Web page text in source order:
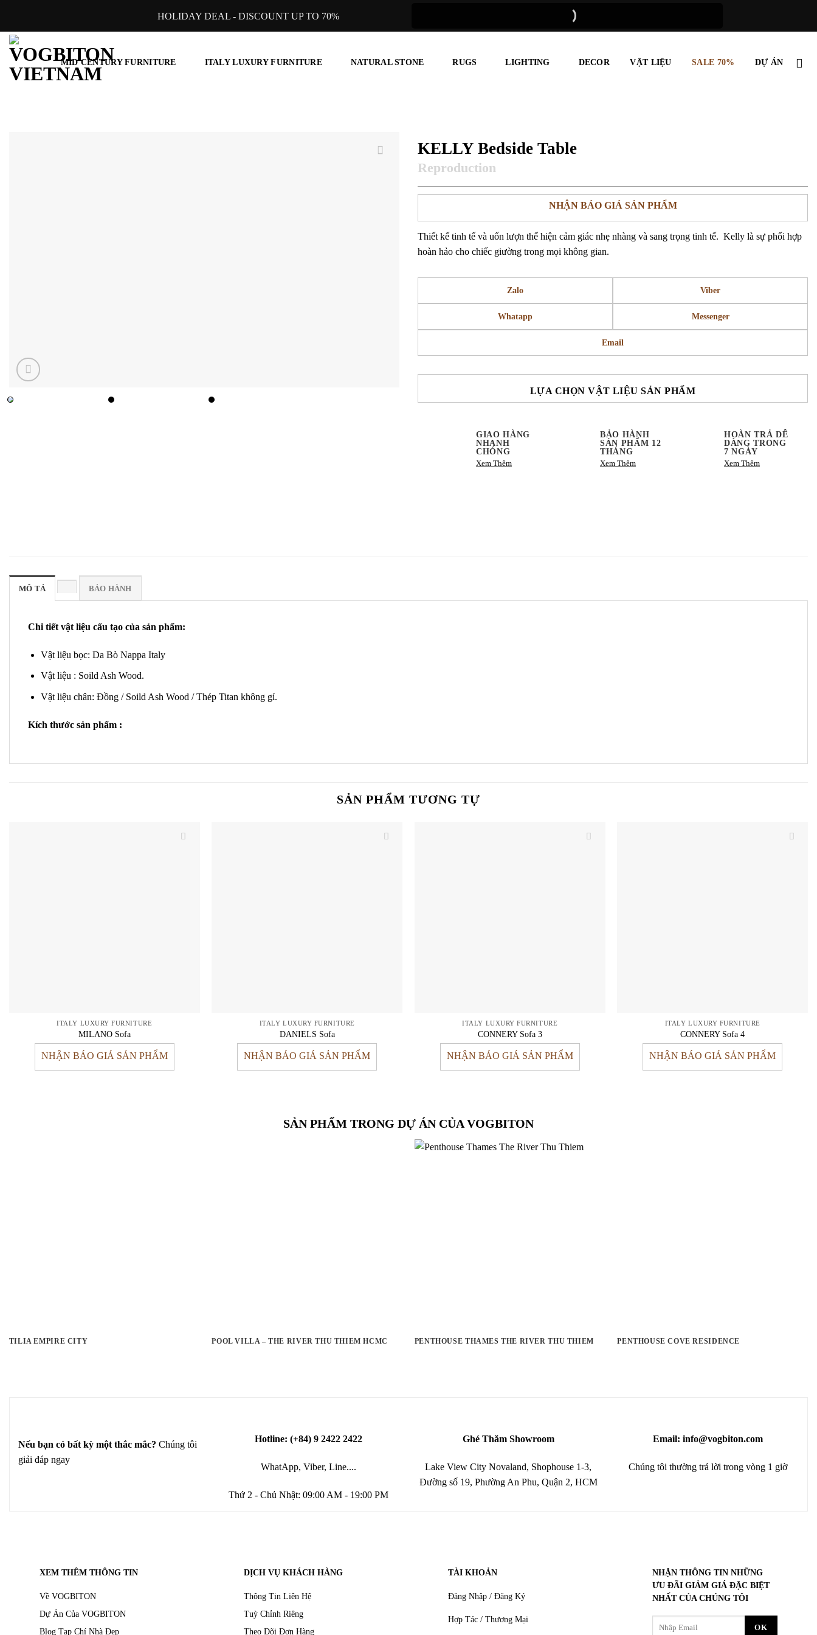
content
HOLIDAY DEAL - DISCOUNT UP TO 70%
MID CENTURY FURNITURE ITALY LUXURY FURNITURE NATURAL STONE RUGS LIGHTING DECOR VẬT LIỆU SALE 70% DỰ ÁN
KELLY Bedside Table
NHẬN BÁO GIÁ SẢN PHẨM
Thiết kế tinh tế và uốn lượn thể hiện cảm giác nhẹ nhàng và sang trọng tinh tế. Kelly là sự phối hợp
hoàn hảo cho chiếc giường trong mọi không gian.
Zalo Viber
Whatapp Messenger
Email
LỰA CHỌN VẬT LIỆU SẢN PHẨM
GIAO HÀNG
NHANH
CHÓNG
Xem Thêm
BẢO HÀNH
SẢN PHẨM 12
THÁNG
Xem Thêm
HOÀN TRẢ DỄ
DÀNG TRONG
7 NGÀY
Xem Thêm
MÔ TẢ BẢO HÀNH
Chi tiết vật liệu cấu tạo của sản phẩm:
Vật liệu bọc: Da Bò Nappa Italy
Vật liệu : Soild Ash Wood.
Vật liệu chân: Đồng / Soild Ash Wood / Thép Titan không gỉ.
Kích thước sản phẩm :
SẢN PHẨM TƯƠNG TỰ
ITALY LUXURY FURNITURE
MILANO Sofa
NHẬN BÁO GIÁ SẢN PHẨM
ITALY LUXURY FURNITURE
DANIELS Sofa
NHẬN BÁO GIÁ SẢN PHẨM
ITALY LUXURY FURNITURE
CONNERY Sofa 3
NHẬN BÁO GIÁ SẢN PHẨM
ITALY LUXURY FURNITURE
CONNERY Sofa 4
NHẬN BÁO GIÁ SẢN PHẨM
SẢN PHẨM TRONG DỰ ÁN CỦA VOGBITON
TILIA EMPIRE CITY POOL VILLA – THE RIVER THU THIEM HCMC PENTHOUSE THAMES THE RIVER THU THIEM PENTHOUSE COVE RESIDENCE
Nếu bạn có bất kỳ một thắc mắc? Chúng tôi
giải đáp ngay
Hotline: (+84) 9 2422 2422
WhatApp, Viber, Line....
Thứ 2 - Chủ Nhật: 09:00 AM - 19:00 PM
Ghé Thăm Showroom
Lake View City Novaland, Shophouse 1-3,
Đường số 19, Phường An Phu, Quận 2, HCM
Email: info@vogbiton.com
Chúng tôi thường trả lời trong vòng 1 giờ
XEM THÊM THÔNG TIN
Về VOGBITON
Dự Án Của VOGBITON
Blog Tạp Chí Nhà Đẹp
DỊCH VỤ KHÁCH HÀNG
Thông Tin Liên Hệ
Tuỳ Chỉnh Riêng
Theo Dõi Đơn Hàng
TÀI KHOẢN
Đăng Nhập / Đăng Ký
Hợp Tác / Thương Mại
NHẬN THÔNG TIN NHỮNG
ƯU ĐÃI GIẢM GIÁ ĐẶC BIỆT
NHẤT CỦA CHÚNG TÔI